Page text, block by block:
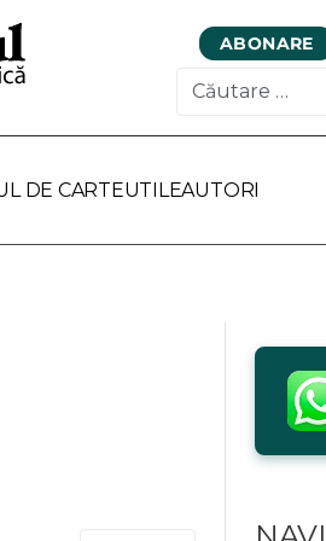
ABONARE
DE CARTEUTILEAUTORI